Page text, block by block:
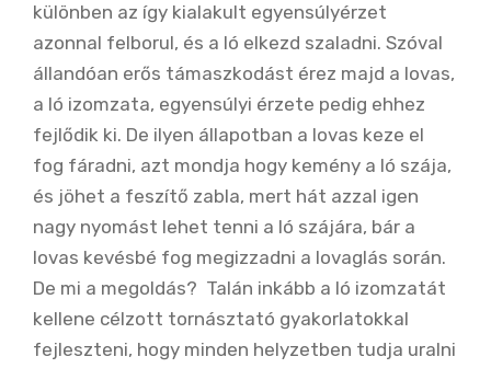
különben az így kialakult egyensúlyérzet
azonnal felborul, és a ló elkezd szaladni. Szóval
állandóan erős támaszkodást érez majd a lovas,
a ló izomzata, egyensúlyi érzete pedig ehhez
fejlődik ki. De ilyen állapotban a lovas keze el
fog fáradni, azt mondja hogy kemény a ló szája,
és jöhet a feszítő zabla, mert hát azzal igen
nagy nyomást lehet tenni a ló szájára, bár a
lovas kevésbé fog megizzadni a lovaglás során.
De mi a megoldás? Talán inkább a ló izomzatát
kellene célzott tornásztató gyakorlatokkal
fejleszteni, hogy minden helyzetben tudja uralni